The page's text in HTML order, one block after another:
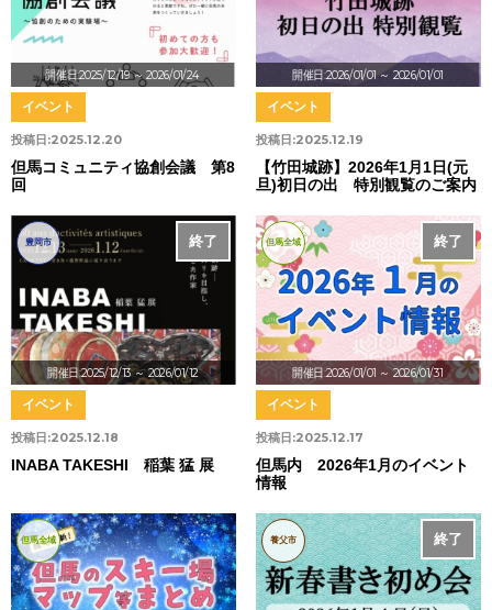
開催日:2025/12/19～ 2026/01/24
投稿日:2025.12.20
イベント
但馬コミュニティ協創会議 第8
回
開催日:2026/01/01 ～ 2026/01/01
投稿日:2025.12.19
イベント
【竹田城跡】2026年1月1日(元
旦)初日の出 特別観覧のご案内
開催日:2025/12/13～ 2026/01/12
終了
豊岡市
投稿日:2025.12.18
イベント
INABA TAKESHI 稲葉 猛 展
開催日:2026/01/01 ～ 2026/01/31
終了
但馬全域
投稿日:2025.12.17
イベント
但馬内 2026年1月のイベント
情報
但馬全域 終了
養父市